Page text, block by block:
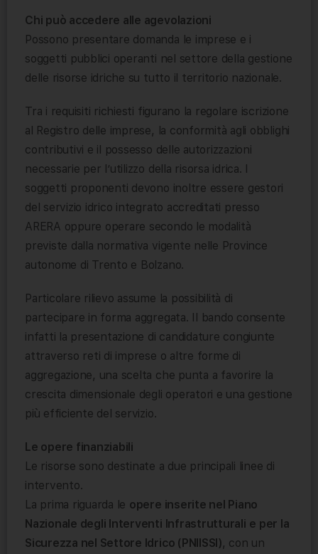
Chi può accedere alle agevolazioni
Possono presentare domanda le imprese e i
soggetti pubblici operanti nel settore della gestione
delle risorse idriche su tutto il territorio nazionale.
Tra i requisiti richiesti figurano la regolare iscrizione
al Registro delle imprese, la conformità agli obblighi
contributivi e il possesso delle autorizzazioni
necessarie per l’utilizzo della risorsa idrica. I
soggetti proponenti devono inoltre essere gestori
del servizio idrico integrato accreditati presso
ARERA oppure operare secondo le modalità
previste dalla normativa vigente nelle Province
autonome di Trento e Bolzano.
Particolare rilievo assume la possibilità di
partecipare in forma aggregata. Il bando consente
infatti la presentazione di candidature congiunte
attraverso reti di imprese o altre forme di
aggregazione, una scelta che punta a favorire la
crescita dimensionale degli operatori e una gestione
più efficiente del servizio.
Le opere finanziabili
Le risorse sono destinate a due principali linee di
intervento.
La prima riguarda le opere inserite nel Piano
Nazionale degli Interventi Infrastrutturali e per la
Sicurezza nel Settore Idrico (PNIISSI), con un